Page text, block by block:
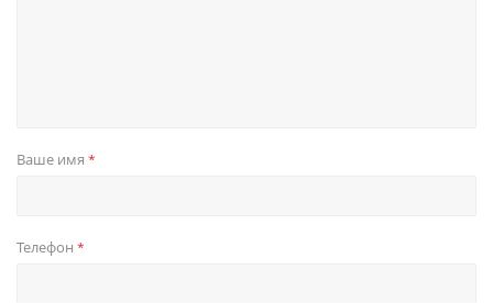
Ваше имя *
Телефон *